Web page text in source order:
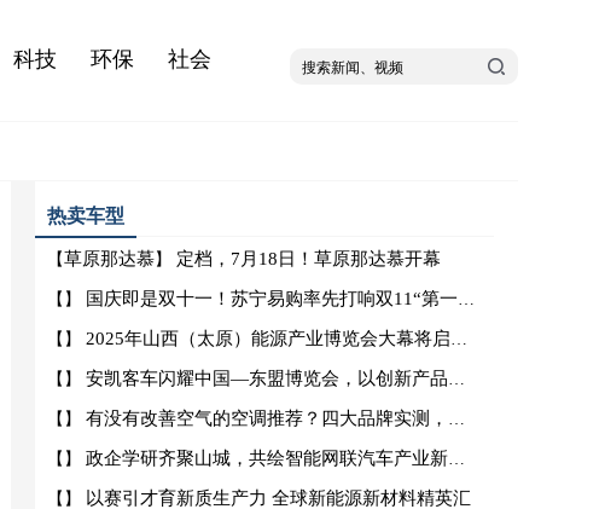
科技 环保 社会
热卖车型
【草原那达慕】 定档，7月18日！草原那达慕开幕
【】 国庆即是双十一！苏宁易购率先打响双11“第一枪”
【】 2025年山西（太原）能源产业博览会大幕将启提！
【】 安凯客车闪耀中国—东盟博览会，以创新产品擘画
【】 有没有改善空气的空调推荐？四大品牌实测，海信
【】 政企学研齐聚山城，共绘智能网联汽车产业新蓝图
【】 以赛引才育新质生产力 全球新能源新材料精英汇